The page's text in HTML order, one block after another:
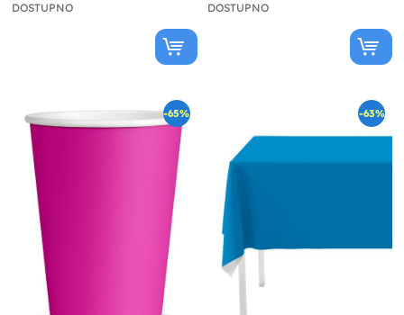
DOSTUPNO DOSTUPNO
-65% -63%